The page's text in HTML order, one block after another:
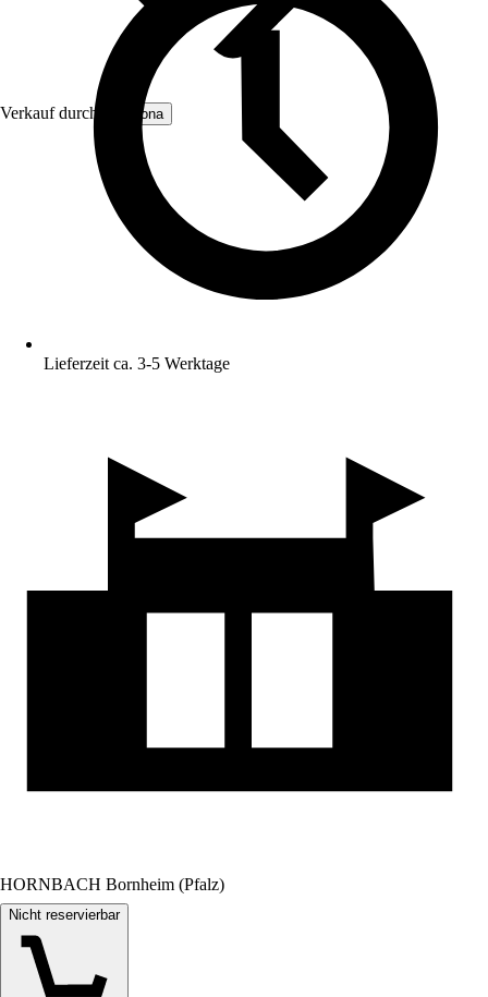
Verkauf durch: Gabiona
Lieferzeit ca. 3-5 Werktage
HORNBACH Bornheim (Pfalz)
Nicht reservierbar